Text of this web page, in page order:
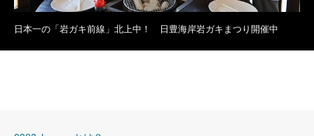
日本一の「岩ガキ前線」北上中！ 日豊海岸岩ガキまつり開催中